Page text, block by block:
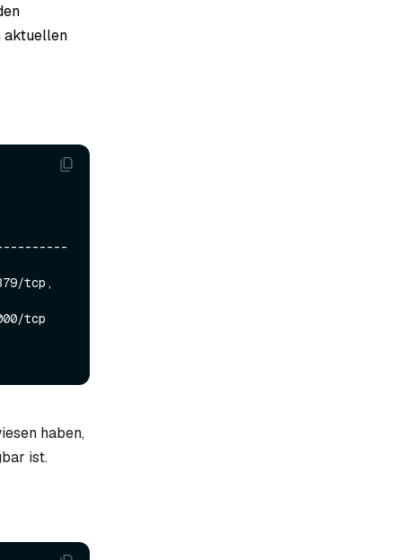
aktuellen
tcp,
tcp
haben,
ist.